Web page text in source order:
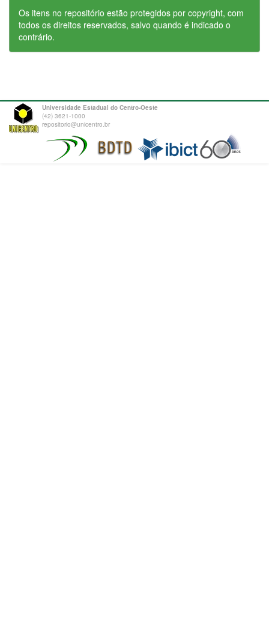
Os itens no repositório estão protegidos por copyright, com
todos os direitos reservados, salvo quando é indicado o
contrário.
Universidade Estadual do Centro-Oeste
(42) 3621-1000
repositorio@unicentro.br